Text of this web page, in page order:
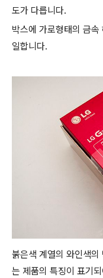
도가 다릅니다.
박스에 가로형태의 금
일합니다.
붉은색 계열의 와인색의
는 제품의 특징이 표기